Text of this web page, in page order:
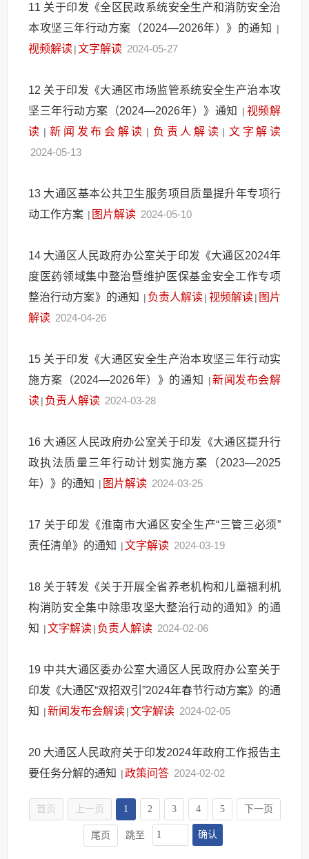
11 关于印发《全区民政系统安全生产和消防安全治
本攻坚三年行动方案（2024—2026年）》的通知
|
视频解读|文字解读 2024-05-27
12 关于印发《大通区市场监管系统安全生产治本攻
坚三年行动方案（2024—2026年）》通知
| 视频解
读 | 新闻发布会解读 | 负责人解读 | 文字解读
2024-05-13
13 大通区基本公共卫生服务项目质量提升年专项行
动工作方案 | 图片解读 2024-05-10
14 大通区人民政府办公室关于印发《大通区2024年
度医药领域集中整治暨维护医保基金安全工作专项
整治行动方案》的通知 | 负责人解读| 视频解读| 图片
解读 2024-04-26
15 关于印发《大通区安全生产治本攻坚三年行动实
施方案（2024—2026年）》的通知
|新闻发布会解
读| 负责人解读 2024-03-28
16 大通区人民政府办公室关于印发《大通区提升行
政执法质量三年行动计划实施方案（2023—2025
年）》的通知 | 图片解读 2024-03-25
17 关于印发《淮南市大通区安全生产“三管三必须”
责任清单》的通知 |文字解读 2024-03-19
18 关于转发《关于开展全省养老机构和儿童福利机
构消防安全集中除患攻坚大整治行动的通知》的通
知 |文字解读| 负责人解读 2024-02-06
19 中共大通区委办公室大通区人民政府办公室关于
印发《大通区“双招双引”2024年春节行动方案》的通
知 |新闻发布会解读|文字解读 2024-02-05
20 大通区人民政府关于印发2024年政府工作报告主
要任务分解的通知 |政策问答 2024-02-02
首页 上一页 1 2 3 4 5 下一页
尾页 跳至 确认